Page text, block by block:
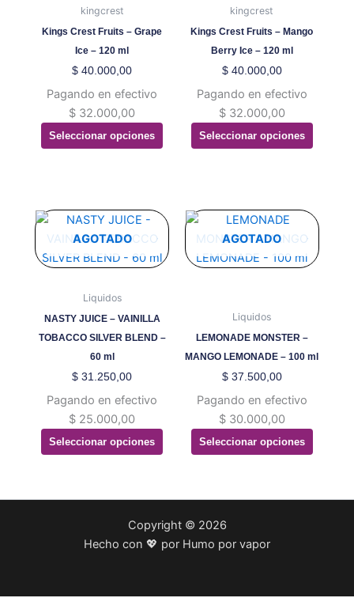
kingcrest
Kings Crest Fruits – Grape
Ice – 120 ml
$ 40.000,00
Pagando en efectivo
$ 32.000,00
Seleccionar opciones
variantes.
Las
opciones
se
elegir
en
la
kingcrest
Kings Crest Fruits – Mango
Berry Ice – 120 ml
$40.000,00
Pagando en efectivo
$32.000,00
Seleccionar opciones
variantes.
Las
opciones
se
elegir
en
la
AGOTADO
Liquidos
NASTY JUICE – VAINILLA
TOBACCO SILVER BLEND –
60 ml
$ 31.250,00
Pagando en efectivo
$ 25.000,00
Seleccionar opciones
Este
producto
tiene
variantes.
Las
opciones
se
pueden
en
la
página
AGOTADO
Liquidos
LEMONADE MONSTER –
MANGO LEMONADE – 100 ml
$37.500,00
Pagando en efectivo
$30.000,00
Seleccionar opciones
Este
producto
tiene
Las
opciones
se
pueden
en
la
página
Copyright © 2026
Hecho con 💖 por Humo por vapor